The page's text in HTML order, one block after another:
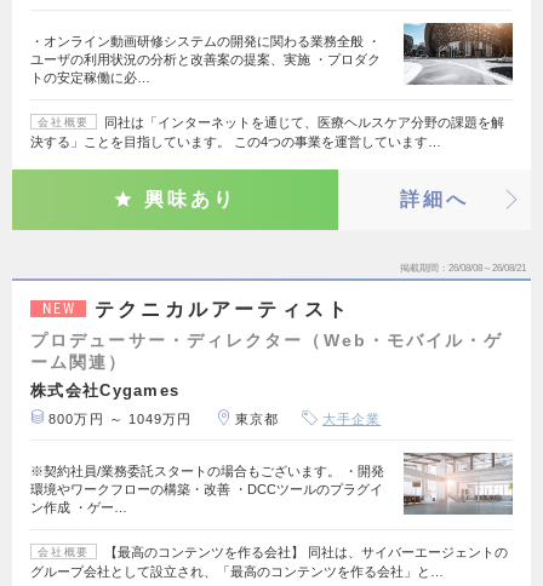
・オンライン動画研修システムの開発に関わる業務全般 ・
ユーザの利用状況の分析と改善案の提案、実施 ・プロダク
トの安定稼働に必…
会社概要
同社は「インターネットを通じて、医療ヘルスケア分野の課題を解
決する」ことを目指しています。 この4つの事業を運営しています…
興味あり 詳細へ
掲載期間 26/08/08～26/08/21
NEW テクニカルアーティスト
プロデューサー・ディレクター（Web・モバイル・ゲ
ーム関連）
株式会社Cygames
800万円 ～ 1049万円 東京都 大手企業
※契約社員/業務委託スタートの場合もございます。 ・開発
環境やワークフローの構築・改善 ・DCCツールのプラグイ
ン作成 ・ゲー…
会社概要
【最高のコンテンツを作る会社】 同社は、サイバーエージェントの
グループ会社として設立され、「最高のコンテンツを作る会社」と…